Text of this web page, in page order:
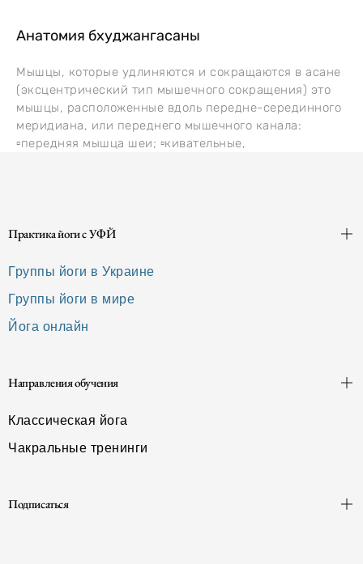
Анатомия бхуджангасаны
Мышцы, которые удлиняются и сокращаются в асане
(эксцентрический тип мышечного сокращения) это
мышцы, расположенные вдоль передне-серединного
меридиана, или переднего мышечного канала:
▫️передняя мышца шеи; ▫️кивательные,
Практика йоги с УФЙ
Группы йоги в Украине
Группы йоги в мире
Йога онлайн
Направления обучения
Классическая йога
Чакральные тренинги
Подписаться